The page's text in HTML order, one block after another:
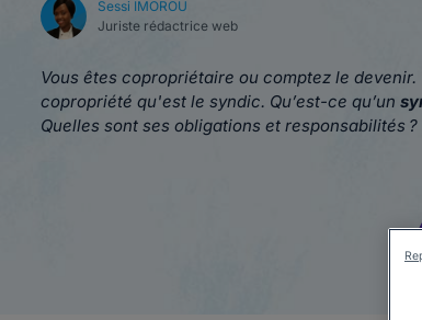
Sessi IMOROU
Juriste rédactrice web
Vous êtes copropriétaire ou comptez le
copropriété qu'est le syndic. Qu’est-ce qu’un
Quelles sont ses obligations et responsabilités